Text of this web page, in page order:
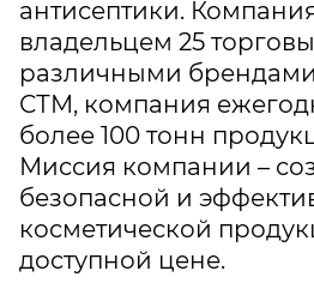
антисептики.
владельцем 25
различными
СТМ, компания
более 100 тонн
Миссия компании –
безопасной и
косметической
доступной цене.